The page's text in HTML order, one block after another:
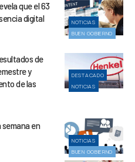
NOTICIAS
BUEN GOBIERNO
que el 63
digital
DESTACADO
NOTICIAS
de
y
de las
NOTICIAS
BUEN GOBIERNO
en